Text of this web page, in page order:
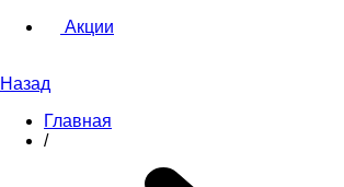
Акции
Назад
Главная
/